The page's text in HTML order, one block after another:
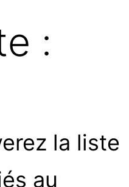
:
la liste
au